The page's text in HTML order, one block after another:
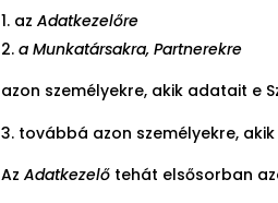
azAdatkezelőre
a Munkatársakra, Partnerekre
azon személyekre, akik adatait e
továbbá azon személyekre,
AzAdatkezelő tehát elsősorban